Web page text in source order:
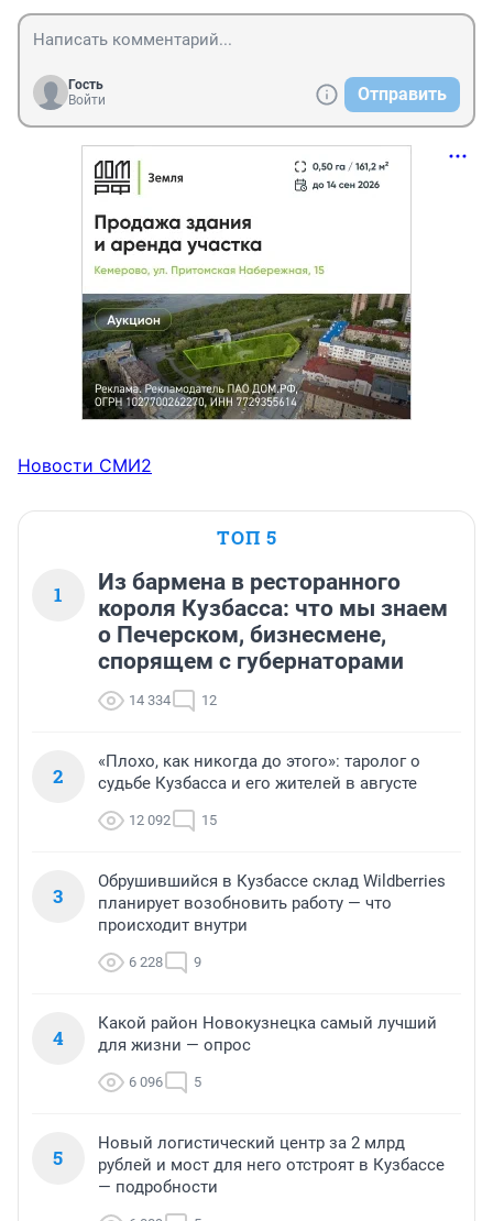
Гость
Войти
Отправить
Новости СМИ2
ТОП 5
1
Из бармена в ресторанного
короля Кузбасса: что мы знаем
о Печерском, бизнесмене,
спорящем с губернаторами
14 334 12
2
«Плохо, как никогда до этого»: таролог о
судьбе Кузбасса и его жителей в августе
12 092 15
3
Обрушившийся в Кузбассе склад Wildberries
планирует возобновить работу — что
происходит внутри
6 228 9
4
Какой район Новокузнецка самый лучший
для жизни — опрос
6 096 5
5
Новый логистический центр за 2 млрд
рублей и мост для него отстроят в Кузбассе
— подробности